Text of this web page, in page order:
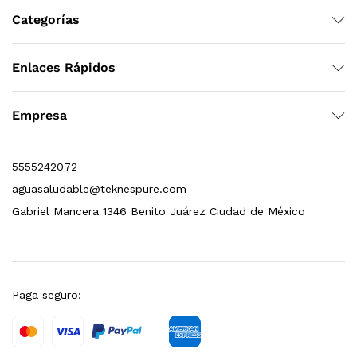
Categorías
Enlaces Rápidos
Empresa
5555242072
aguasaludable@teknespure.com
Gabriel Mancera 1346 Benito Juárez Ciudad de México
Paga seguro:
Esterilizador UV 25 Watts 4 Pines
al carrito
Cafetera (Cartucho de Repuesto)
al carrito